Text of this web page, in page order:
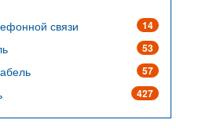
14
связи
53
57
427